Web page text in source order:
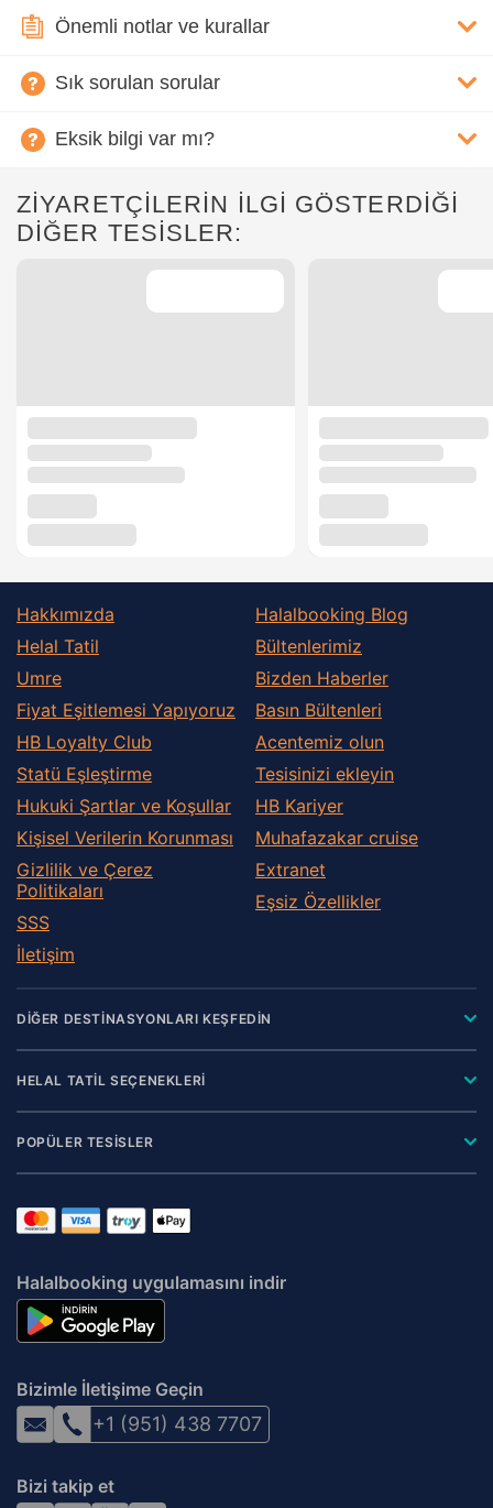
Önemli notlar ve kurallar
Sık sorulan sorular
Eksik bilgi var mı?
ZİYARETÇİLERİN İLGİ GÖSTERDİĞİ
DİĞER TESİSLER:
Hakkımızda
Helal Tatil
Umre
Fiyat Eşitlemesi Yapıyoruz
HB Loyalty Club
Statü Eşleştirme
Hukuki Şartlar ve Koşullar
Kişisel Verilerin Korunması
Gizlilik ve Çerez
Politikaları
SSS
İletişim
Halalbooking Blog
Bültenlerimiz
Bizden Haberler
Basın Bültenleri
Acentemiz olun
Tesisinizi ekleyin
HB Kariyer
Muhafazakar сruise
Extranet
Eşsiz Özellikler
DİĞER DESTİNASYONLARI KEŞFEDİN
HELAL TATİL SEÇENEKLERİ
POPÜLER TESİSLER
Halalbooking uygulamasını indir
Bizimle İletişime Geçin
+1 (951) 438 7707
Bizi takip et